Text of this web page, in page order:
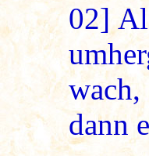
02]
dann